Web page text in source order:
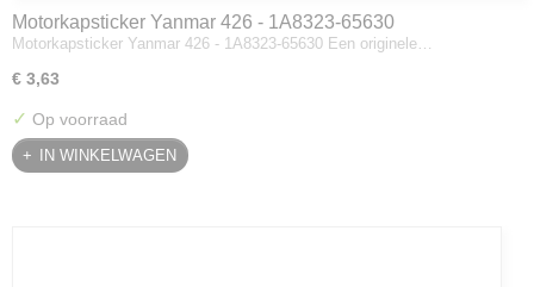
Motorkapsticker Yanmar 426 - 1A8323-65630
Motorkapsticker Yanmar 426 - 1A8323-65630 Een originele…
€ 3,63
✓ Op voorraad
IN WINKELWAGEN